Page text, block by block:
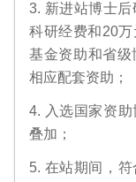
3. 新进站博士
科研经费和20
基金资助和省
相应配套资助；
4. 入选国家资
叠加；
5. 在站期间，